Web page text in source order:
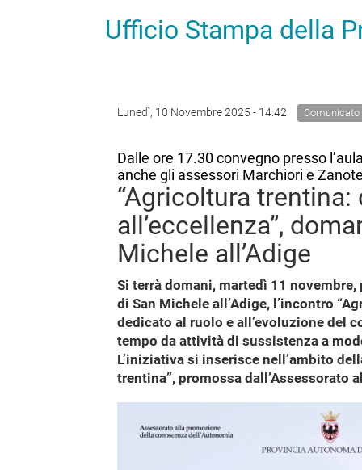
Ufficio Stampa della
Lunedì, 10 Novembre 2025 - 14:42 Comunicato
Dalle ore 17.30 convegno presso
anche gli assessori Marchiori e
“Agricoltura
all’eccellenza”,
Michele all’Adige
Si terrà domani, martedì 11
di San Michele all’Adige, l’incontro
dedicato al ruolo e all’evoluzione del
tempo da attività di sussistenza a
L’iniziativa si inserisce nell’ambito
trentina”, promossa dall’Assessorato